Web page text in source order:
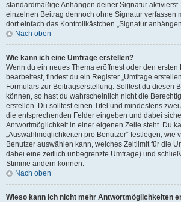
standardmäßige Anhängen deiner Signatur
einzelnen Beitrag dennoch ohne Signatur verfassen
dort einfach das Kontrollkästchen „Signatur
Nach oben
Wie kann ich eine Umfrage erstellen?
Wenn du ein neues Thema eröffnest oder den ersten
bearbeitest, findest du ein Register „Umfrage
Formulars zur Beitragserstellung. Solltest du diesen
können, so hast du wahrscheinlich nicht die
erstellen. Du solltest einen Titel und mindestens
die entsprechenden Felder eingeben und dabei
Antwortmöglichkeit in einer eigenen Zeile steht. Du
„Auswahlmöglichkeiten pro Benutzer“ festlegen, wie
Benutzer auswählen kann, welches Zeitlimit für die
dabei eine zeitlich unbegrenzte Umfrage) und
Stimme ändern können.
Nach oben
Wieso kann ich nicht mehr Antwortmöglichkeiten